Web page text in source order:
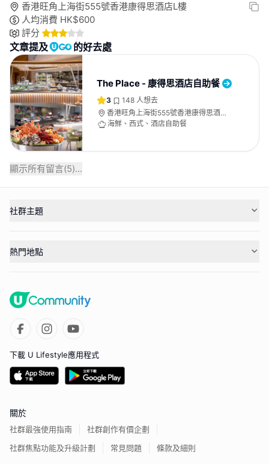
香港旺角上海街555號香港康得思酒店L樓
人均消費 HK$600
評分
文章提及 的好去處
The Place - 康得思酒店自助餐
3 148 人想去
香港旺角上海街555號香港康得思酒店L
樓
海鮮、西式、酒店自助餐
顯示所有留言(5)...
社群主題
熱門地點
下載 U Lifestyle應用程式
關於
社群最強使用指南
社群創作有價企劃
社群焦點功能及升級計劃
常見問題 條款及細則